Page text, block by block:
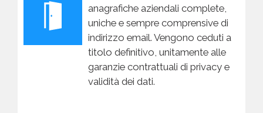
anagrafiche aziendali complete,
uniche e sempre comprensive di
indirizzo email. Vengono ceduti a
titolo definitivo, unitamente alle
garanzie contrattuali di privacy e
validità dei dati.